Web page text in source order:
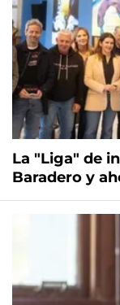
La "Liga" de
Baradero y